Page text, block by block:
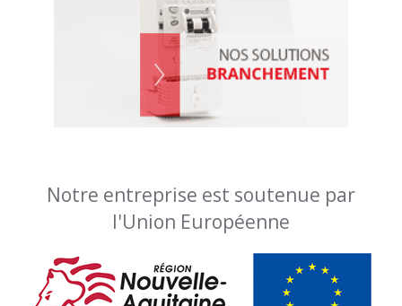
Notre entreprise est soutenue par
l'Union Européenne